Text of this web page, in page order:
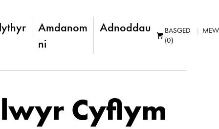
Amdanom
ni
Adnoddau
BASGED
(0)
Cyflym